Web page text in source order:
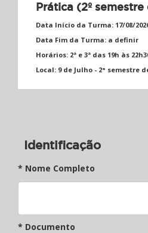
Prática (2º
Data Início da Turma: 17/08/
Data Fim da Turma: a definir
Horários: 2ª e 3ª das 19h às
Local: 9 de Julho - 2° semestre
Identificação
* Nome Completo
* Documento